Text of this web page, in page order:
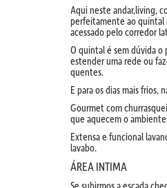
Aqui neste andar,living,
perfeitamente ao quintal
acessado pelo corredor
O quintal é sem dúvida
estender uma rede ou
quentes.
E para os dias mais frios,
Gourmet com
que aquecem o
Extensa e funcional
lavabo.
ÁREA INTIMA